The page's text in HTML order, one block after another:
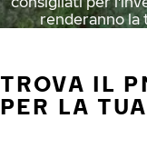
renderanno la
TROVA IL
PER LA